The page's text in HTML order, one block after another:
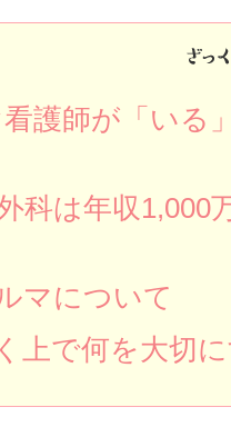
護師が「いる
科は年収1,000
マについて
上で何を大切